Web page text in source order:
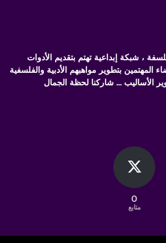
، شبكة إبداعية تهتم بتقديم الأدوات
المهتمين بتطوير مواهبهم الأدبية والفلسفية
الأساليب ... شاركنا لحظة الجمال
0
متابع